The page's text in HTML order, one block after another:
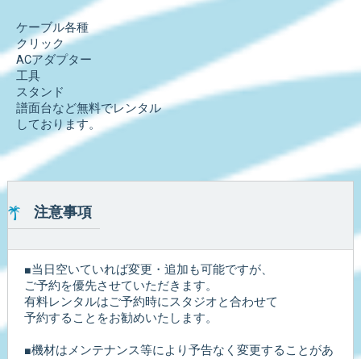
ケーブル各種
クリック
ACアダプター
工具
スタンド
譜面台など無料でレンタル
しております。
注意事項
■当日空いていれば変更・追加も可能ですが、
ご予約を優先させていただきます。
有料レンタルはご予約時にスタジオと合わせて
予約することをお勧めいたします。
■機材はメンテナンス等により予告なく変更することがあ